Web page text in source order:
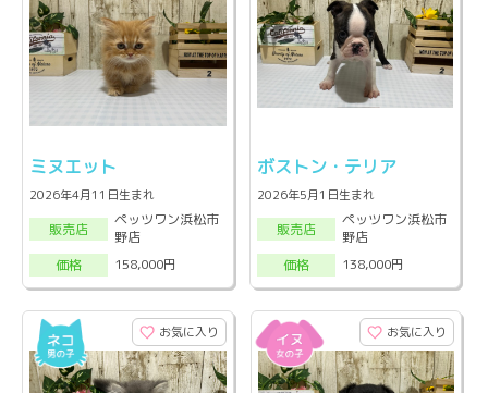
ミヌエット
2026年4月11日生まれ
販売店
ペッツワン浜松市
野店
価格
158,000円
ボストン・テリア
2026年5月1日生まれ
販売店
ペッツワン浜松市
野店
価格
138,000円
お気に入り お気に入り